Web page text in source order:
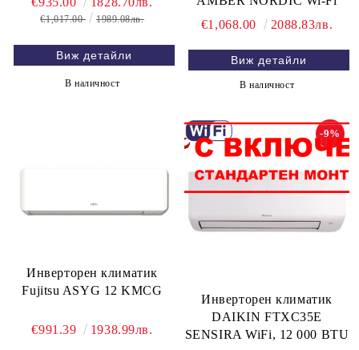
€1,017.00 1989.08лв.
Виж детайли
В наличност
€1,068.00
2088.83лв.
Виж детайли
В наличност
Инверторен климатик
Fujitsu ASYG 12 KMCG
€991.39 1938.99лв.
Инверторен климатик
DAIKIN FTXC35E
SENSIRA WiFi, 12 000 BTU
-9%